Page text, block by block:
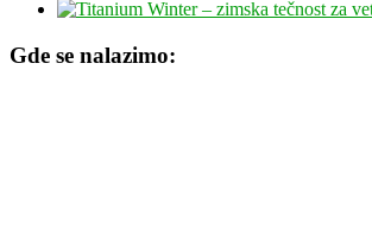
Gde se nalazimo: